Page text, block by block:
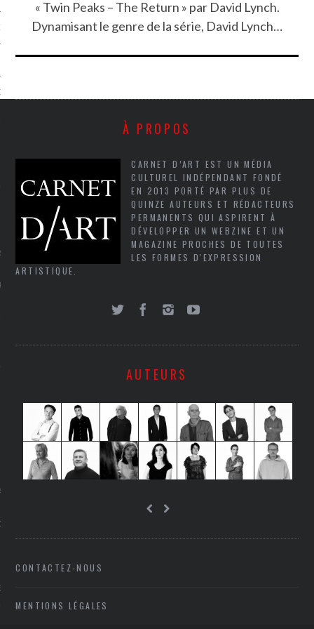
EN VOD
CARAVELLE
PODCAST
« Twin Peaks – The Return » par David Lynch.
Dynamisant le genre de la série, David Lynch…
À PROPOS
CARNET D’ART EST UN MÉDIA
CULTUREL INDÉPENDANT FONDÉ
EN 2013 PORTÉ PAR PLUS DE
QUINZE AUTEURS ET RÉDACTEURS
PERMANENTS QUI ASPIRENT À
DÉVELOPPER UN WEBZINE ET UN
MAGAZINE PROCHES DE TOUTES
LES FORMES D'EXPRESSION
ARTISTIQUE.
AUTEURS
CONTACTEZ-NOUS
MENTIONS LÉGALES